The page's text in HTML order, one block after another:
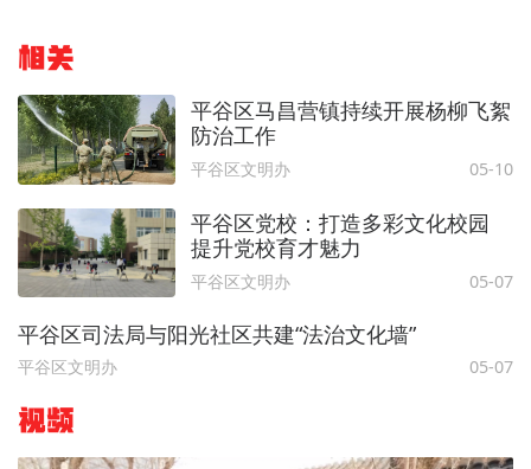
相关
平谷区马昌营镇持续开展杨柳飞絮
防治工作
平谷区文明办 05-10
平谷区党校：打造多彩文化校园
提升党校育才魅力
平谷区文明办 05-07
平谷区司法局与阳光社区共建“法治文化墙”
平谷区文明办 05-07
视频